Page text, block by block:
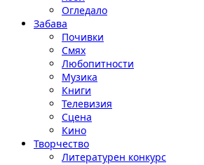
Огледало
Забава
Почивки
Смях
Любопитности
Музика
Книги
Телевизия
Сцена
Кино
Творчество
Литературен конкурс